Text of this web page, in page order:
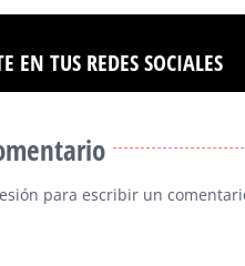
EN TUS REDES SOCIALES
para escribir un